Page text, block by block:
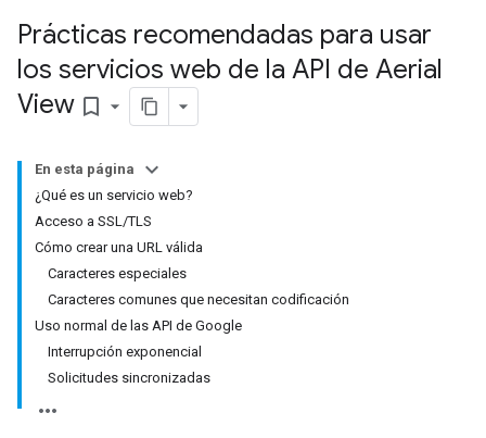
Prácticas recomendadas para usar
los servicios web de la API de Aerial
View bookmark_border
En esta página
¿Qué es un servicio web?
Acceso a SSL/TLS
Cómo crear una URL válida
Caracteres especiales
Caracteres comunes que necesitan codificación
Uso normal de las API de Google
Interrupción exponencial
Solicitudes sincronizadas